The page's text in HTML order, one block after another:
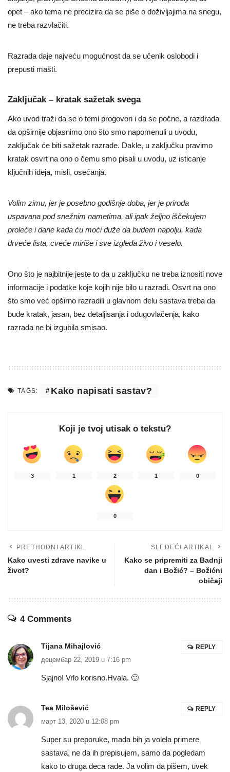
opet – ako tema ne precizira da se piše o doživljajima na snegu,
ne treba razvlačiti.
Razrada daje najveću mogućnost da se učenik oslobodi i
prepusti mašti.
Zaključak – kratak sažetak svega
Ako uvod traži da se o temi progovori i da se počne, a razdrada
da opširnije objasnimo ono što smo napomenuli u uvodu,
zaključak će biti sažetak razrade. Dakle, u zaključku pravimo
kratak osvrt na ono o čemu smo pisali u uvodu, uz isticanje
ključnih ideja, misli, osećanja.
Volim zimu, jer je posebno godišnje doba, jer je priroda
uspavana pod snežnim nametima, ali ipak željno iščekujem
proleće i dane kada ću moći duže da budem napolju, kada
drveće lista, cveće miriše i sve izgleda živo i veselo.
Ono što je najbitnije jeste to da u zaključku ne treba iznositi nove
informacije i podatke koje kojih nije bilo u razradi. Osvrt na ono
što smo već opširno razradili u glavnom delu sastava treba da
bude kratak, jasan, bez detaljisanja i odugovlačenja, kako
razrada ne bi izgubila smisao.
TAGS: Kako napisati sastav?
Koji je tvoj utisak o tekstu?
3 1 2 1 0
0
PRETHODNI ARTIKL
Kako uvesti zdrave navike u
život?
SLEDEĆI ARTIKAL
Kako se pripremiti za Badnji
dan i Božić? – Božićni
običaji
4 Comments
Tijana Mihajlović
децембар 22, 2019 u 7:16 pm
Sjajno! Vrlo korisno.Hvala. 🙂
REPLY
Tea Milošević
март 13, 2020 u 12:08 pm
Super su preporuke, mada bih ja volela primere
sastava, ne da ih prepisujem, samo da pogledam
kako to druga deca rade. Ja volim da pišem, uvek
REPLY